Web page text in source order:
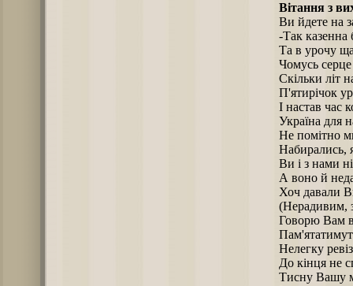
Вітання з
Ви йдете на
-Так казенна
Та в урочу
Чомусь
Скільки літ
П'ятирічок
І настав час
Україна для
Не помітно
Набирались,
Ви і з нами
А воно й
Хоч давали
(Нерадивим,
Говорю Вам
Нелегку
До кінця не
Тисну Вашу